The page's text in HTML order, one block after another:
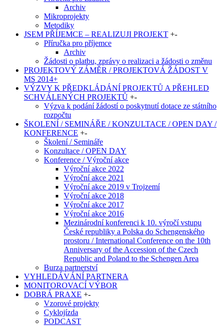
Archiv
Mikroprojekty
Metodiky
JSEM PŘÍJEMCE – REALIZUJI PROJEKT +-
Příručka pro příjemce
Archiv
Žádosti o platbu, zprávy o realizaci a žádosti o změnu
PROJEKTOVÝ ZÁMĚR / PROJEKTOVÁ ŽÁDOST V
MS 2014+
VÝZVY K PŘEDKLÁDÁNÍ PROJEKTŮ A PŘEHLED
SCHVÁLENÝCH PROJEKTŮ +-
Výzva k podání žádostí o poskytnutí dotace ze státního
rozpočtu
ŠKOLENÍ / SEMINÁŘE / KONZULTACE / OPEN DAY /
KONFERENCE +-
Školení / Semináře
Konzultace / OPEN DAY
Konference / Výroční akce
Výroční akce 2022
Výroční akce 2021
Výroční akce 2019 v Trojzemí
Výroční akce 2018
Výroční akce 2017
Výroční akce 2016
Mezinárodní konferenci k 10. výročí vstupu
České republiky a Polska do Schengenského
prostoru / International Conference on the 10th
Anniversary of the Accession of the Czech
Republic and Poland to the Schengen Area
Burza partnerství
VYHLEDÁVÁNÍ PARTNERA
MONITOROVACÍ VÝBOR
DOBRÁ PRAXE +-
Vzorové projekty
Cyklojízda
PODCAST